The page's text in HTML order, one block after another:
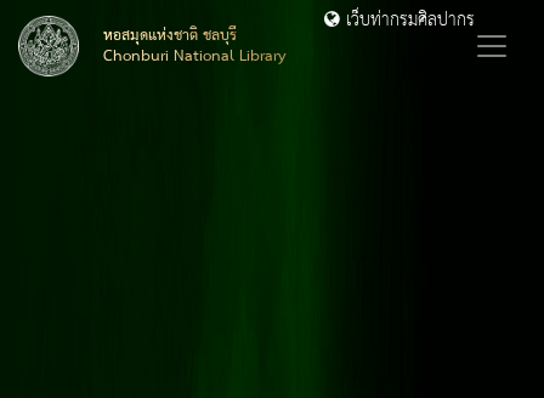
หอสมุดแห่งชาติ ชลบุรี
Chonburi National Library
เว็บท่ากรมศิลปากร